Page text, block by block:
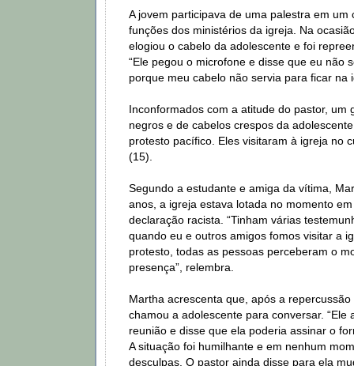
A jovem participava de uma palestra em um
funções dos ministérios da igreja. Na
elogiou o cabelo da adolescente e foi
“Ele pegou o microfone e disse que eu não
porque meu cabelo não servia para ficar na
Inconformados com a atitude do pastor, um
negros e de cabelos crespos da
protesto pacífico. Eles visitaram à igreja no
(15).
Segundo a estudante e amiga da vítima,
anos, a igreja estava lotada no momento
declaração racista. “Tinham várias
quando eu e outros amigos fomos visitar a
protesto, todas as pessoas perceberam o
presença”, relembra.
Martha acrescenta que, após a
chamou a adolescente para conversar. “Ele
reunião e disse que ela poderia assinar o
A situação foi humilhante e em nenhum
desculpas. O pastor ainda disse para ela